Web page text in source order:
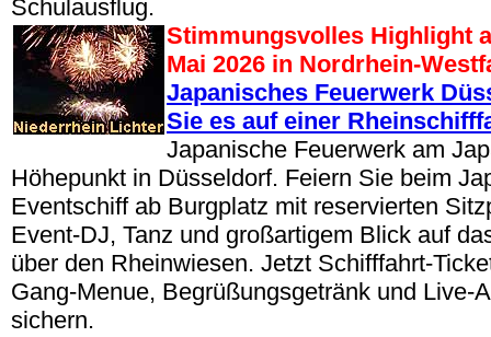
Schulausflug.
Stimmungsvolles Highlight
Mai 2026 in Nordrhein-
Japanisches Feuerwerk
Sie es auf einer
Japanische Feuerwerk am
Höhepunkt in Düsseldorf. Feiern Sie beim
Eventschiff ab Burgplatz mit reservierten
Event-DJ, Tanz und großartigem Blick auf
über den Rheinwiesen. Jetzt Schifffahrt-
Gang-Menue, Begrüßungsgetränk und Live-
sichern.